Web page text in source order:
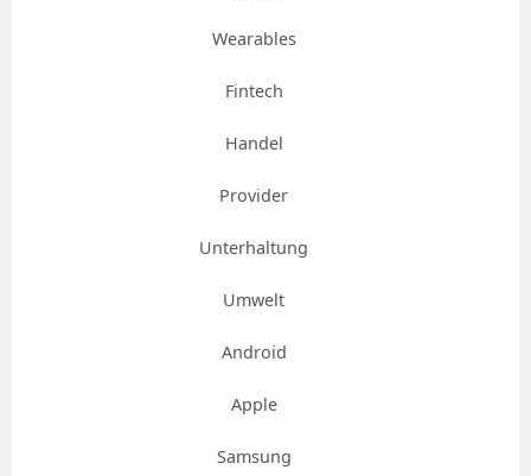
Wearables
Fintech
Handel
Provider
Unterhaltung
Umwelt
Android
Apple
Samsung